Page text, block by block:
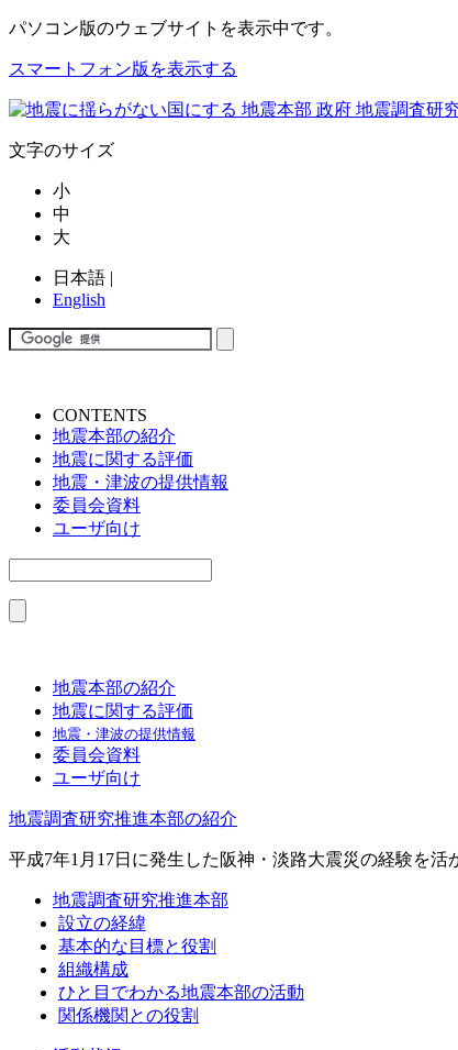
パソコン版のウェブサイトを表示中です。
スマートフォン版を表示する
文字のサイズ
小
中
大
日本語 |
English
CONTENTS
地震本部の紹介
地震に関する評価
地震・津波の提供情報
委員会資料
ユーザ向け
地震本部の紹介
地震に関する評価
地震・津波の提供情報
委員会資料
ユーザ向け
地震調査研究推進本部の紹介
平成7年1月17日に発生した阪神・淡路大震災の経験を
地震調査研究推進本部
設立の経緯
基本的な目標と役割
組織構成
ひと目でわかる地震本部の活動
関係機関との役割